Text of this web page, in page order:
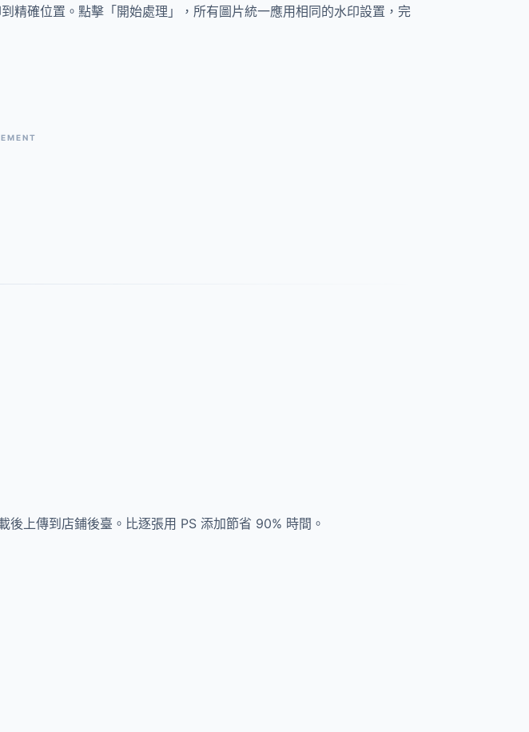
精確位置。點擊「開始處理」，所有圖片統一應用相同的水印設置，完
上傳到店鋪後臺。比逐張用 PS 添加節省 90% 時間。